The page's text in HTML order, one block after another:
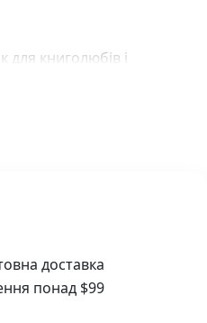
для книголюбів і
Обожнюєш
новинки улюблених
(Персиковий) –
доставка
понад $99